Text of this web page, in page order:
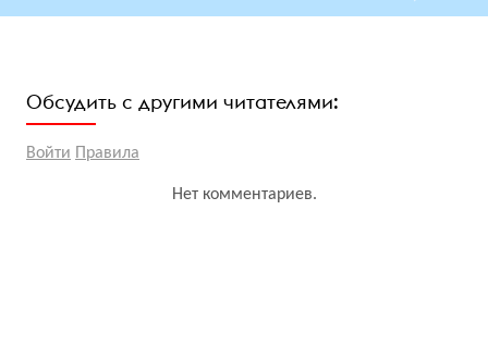
Обсудить с другими читателями:
Войти Правила
Нет комментариев.